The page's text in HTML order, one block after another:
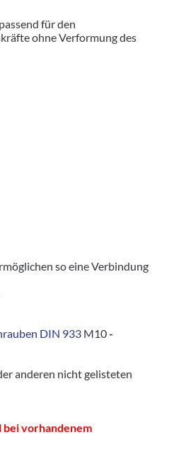
für den
ohne Verformung des
so eine Verbindung
DIN 933 M10-
anderen nicht gelisteten
bei vorhandenem